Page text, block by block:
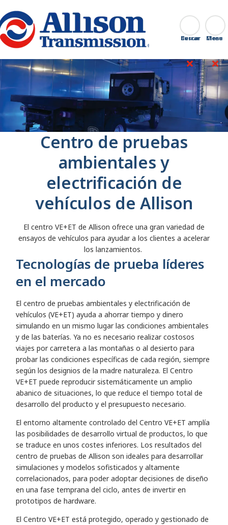
Go Home Buscar
Cerrar
Centro de pruebas
ambientales y
electrificación de
vehículos de Allison
El centro VE+ET de Allison ofrece una gran variedad de
ensayos de vehículos para ayudar a los clientes a acelerar
los lanzamientos.
Tecnologías de prueba líderes
en el mercado
El centro de pruebas ambientales y electrificación de
vehículos (VE+ET) ayuda a ahorrar tiempo y dinero
simulando en un mismo lugar las condiciones ambientales
y de las baterías. Ya no es necesario realizar costosos
viajes por carretera a las montañas o al desierto para
probar las condiciones específicas de cada región, siempre
según los designios de la madre naturaleza. El Centro
VE+ET puede reproducir sistemáticamente un amplio
abanico de situaciones, lo que reduce el tiempo total de
desarrollo del producto y el presupuesto necesario.
El entorno altamente controlado del Centro VE+ET amplía
las posibilidades de desarrollo virtual de productos, lo que
se traduce en unos costes inferiores. Los resultados del
centro de pruebas de Allison son ideales para desarrollar
simulaciones y modelos sofisticados y altamente
correlacionados, para poder adoptar decisiones de diseño
en una fase temprana del ciclo, antes de invertir en
prototipos de hardware.
El Centro VE+ET está protegido, operado y gestionado de